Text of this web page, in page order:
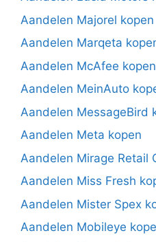
Aandelen Majorel kopen
Aandelen Marqeta
Aandelen McAfee kopen
Aandelen MeinAuto
Aandelen MessageBird
Aandelen Meta kopen
Aandelen Mirage Retail
Aandelen Miss Fresh
Aandelen Mister Spex
Aandelen Mobileye